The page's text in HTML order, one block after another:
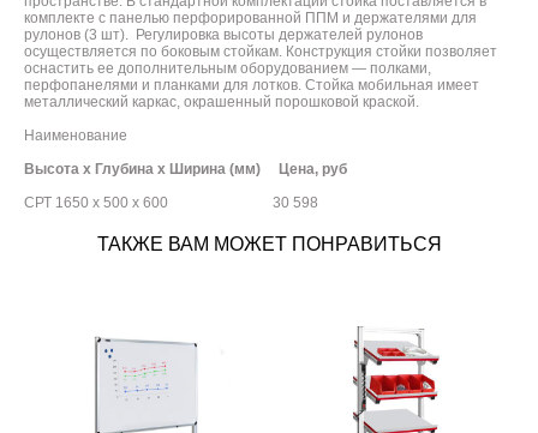
комплекте с панелью перфорированной ППМ и держателями для
рулонов (3 шт). Регулировка высоты держателей рулонов
осуществляется по боковым стойкам. Конструкция стойки позволяет
оснастить ее дополнительным оборудованием — полками,
перфопанелями и планками для лотков. Стойка мобильная имеет
металлический каркас, окрашенный порошковой краской.
Наименование
Высота х Глубина х Ширина (мм) Цена, руб
СРТ 1650 х 500 х 600 30 598
ТАКЖЕ ВАМ МОЖЕТ ПОНРАВИТЬСЯ